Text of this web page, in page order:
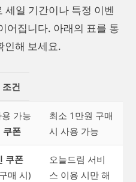
일 기간이나 특정 이벤
어집니다. 아래의 표를 통
인해 보세요.
건
가능
쿠폰
최소 1만원 구매
시 사용 가능
쿠폰
매 시)
오늘드림 서비
스 이용 시만 해